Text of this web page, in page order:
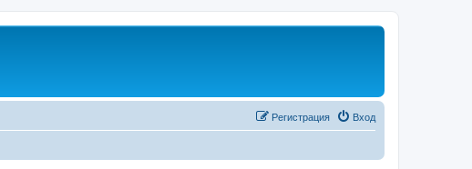
Вход
Регистрация